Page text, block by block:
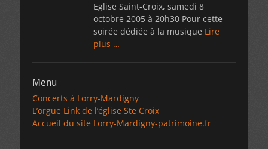
Eglise Saint-Croix, samedi 8
octobre 2005 à 20h30 Pour cette
soirée dédiée à la musique Lire
plus …
Menu
Concerts à Lorry-Mardigny
L’orgue Link de l’église Ste Croix
Accueil du site Lorry-Mardigny-patrimoine.fr